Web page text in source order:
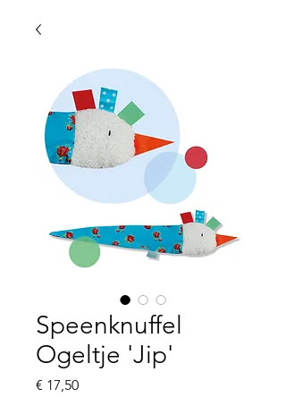
Speenknuffel
Ogeltje 'Jip'
€ 17,50Prijs